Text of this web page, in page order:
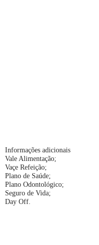
Informações adicionais
Vale Alimentação;
Vaçe Refeição;
Plano de Saúde;
Plano Odontológico;
Seguro de Vida;
Day Off.